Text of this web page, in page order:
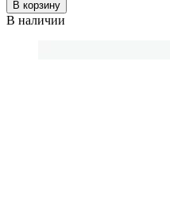
В корзину
В наличии